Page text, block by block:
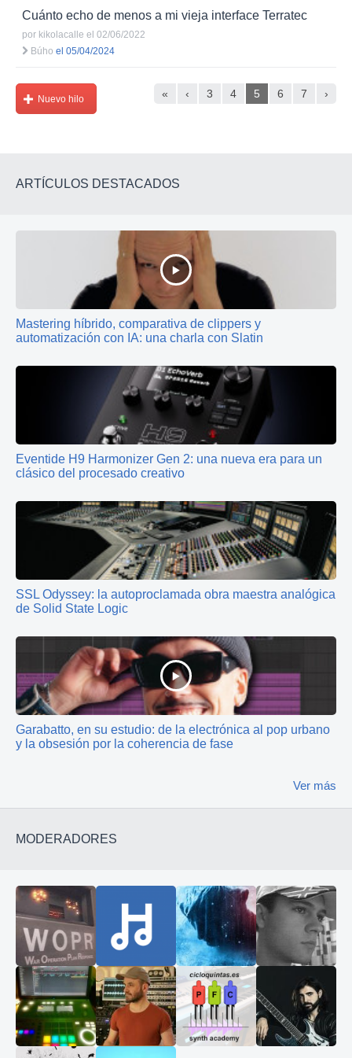
Cuánto echo de menos a mi vieja interface Terratec
por kikolacalle el 02/06/2022
Búho el 05/04/2024
« ‹ 3 4 5 6 7 ›
Nuevo hilo
ARTÍCULOS DESTACADOS
Mastering híbrido, comparativa de clippers y
automatización con IA: una charla con Slatin
Eventide H9 Harmonizer Gen 2: una nueva era para un
clásico del procesado creativo
SSL Odyssey: la autoproclamada obra maestra analógica
de Solid State Logic
Garabatto, en su estudio: de la electrónica al pop urbano
y la obsesión por la coherencia de fase
Ver más
MODERADORES